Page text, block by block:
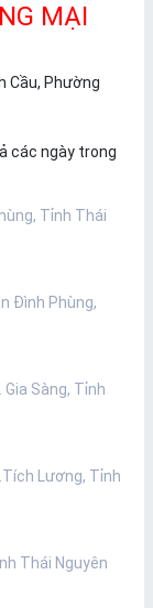
MẠI
Cầu, Phường
các ngày trong
Tỉnh Thái
Đình Phùng,
Gia Sàng, Tỉnh
Lương, Tỉnh
Thái Nguyên